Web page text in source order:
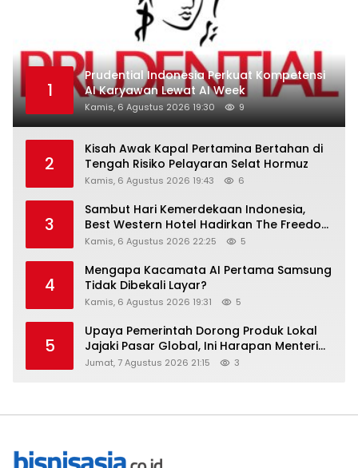
1
Prudential Indonesia Perkuat Kompetensi
AI Karyawan Lewat AI Week
Kamis, 6 Agustus 2026 19:30 9
2
Kisah Awak Kapal Pertamina Bertahan di
Tengah Risiko Pelayaran Selat Hormuz
Kamis, 6 Agustus 2026 19:43 6
3
Sambut Hari Kemerdekaan Indonesia,
Best Western Hotel Hadirkan The Freedom
Stay Diskon Hingga 45%
Kamis, 6 Agustus 2026 22:25 5
4
Mengapa Kacamata AI Pertama Samsung
Tidak Dibekali Layar?
Kamis, 6 Agustus 2026 19:31 5
5
Upaya Pemerintah Dorong Produk Lokal
Jajaki Pasar Global, Ini Harapan Menteri
Perindustrian RI Lewat ILT dan IGT Expo
Jumat, 7 Agustus 2026 21:15 3